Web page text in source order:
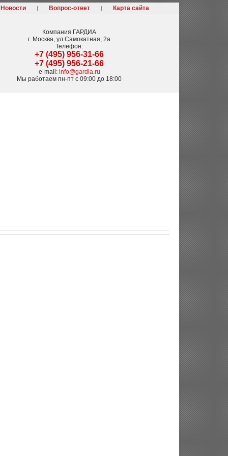
Новости Вопрос-ответ Карта сайта
Компания ГАРДИА
г. Москва, ул.Самокатная, 2а
Телефон:
+7 (495) 956-31-66
+7 (495) 956-21-66
e-mail: info@gardia.ru
Мы работаем пн-пт с 09:00 до 18:00